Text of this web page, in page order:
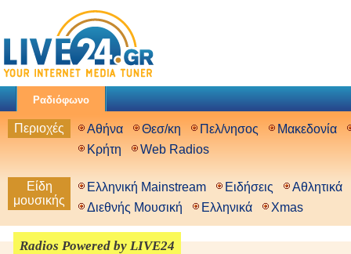
Ραδιόφωνο
Περιοχές Αθήνα Θεσ/κη Πελ/νησος
Μακεδονία
Κρήτη
Web Radios
Είδη
μουσικής
Ελληνική Mainstream Ειδήσεις
Αθλητικά
Διεθνής Μουσική
Ελληνικά Xmas
Radios Powered by LIVE24